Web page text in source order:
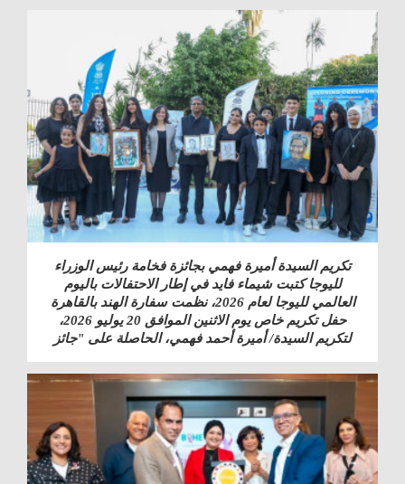
تكريم السيدة أميرة فهمي بجائزة فخامة رئيس الوزراء
لليوجا كتبت شيماء فايد في إطار الاحتفالات باليوم
العالمي لليوجا لعام 2026، نظمت سفارة الهند بالقاهرة
حفل تكريم خاص يوم الاثنين الموافق 20 يوليو 2026،
لتكريم السيدة/ أميرة أحمد فهمي، الحاصلة على "جائز